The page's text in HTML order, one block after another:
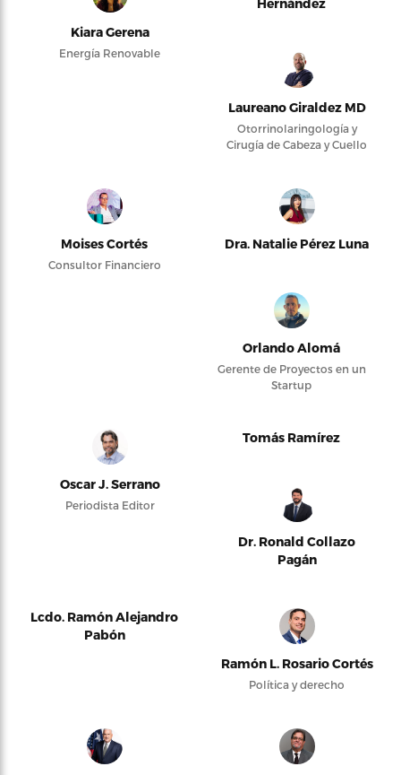
Kiara Gerena
Energía Renovable
Hernández
Laureano Giraldez MD
Otorrinolaringología y
Cirugía de Cabeza y Cuello
Moises Cortés
Consultor Financiero
Dra. Natalie Pérez Luna
Orlando Alomá
Gerente de Proyectos en un
Startup
Oscar J. Serrano
Periodista Editor
Tomás Ramírez
Dr. Ronald Collazo
Pagán
Lcdo. Ramón Alejandro
Pabón
Ramón L. Rosario Cortés
Política y derecho